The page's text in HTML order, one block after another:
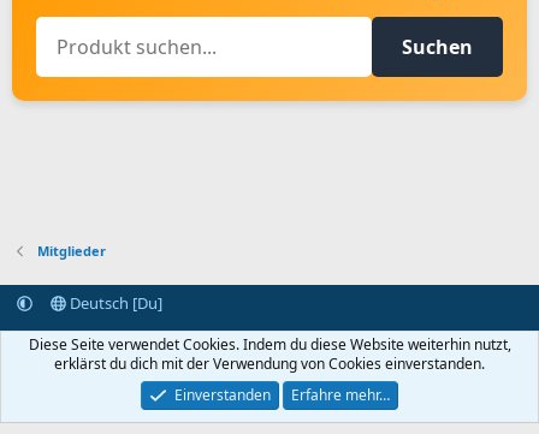
Suchen
Mitglieder
Deutsch [Du]
Kontakt aufnehmen
Bedingungen und Regeln
Datenschutz
Startseite
R
S
Community platform by XenForo® © 2010-2024 XenForo Ltd.
Diese Seite verwendet Cookies. Indem du diese Website weiterhin nutzt,
erklärst du dich mit der Verwendung von Cookies einverstanden.
Einverstanden
Erfahre mehr…